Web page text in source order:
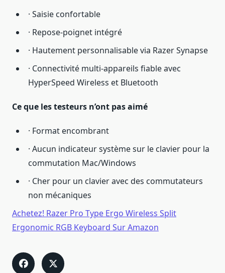
· Saisie confortable
· Repose-poignet intégré
· Hautement personnalisable via Razer Synapse
· Connectivité multi-appareils fiable avec
HyperSpeed Wireless et Bluetooth
Ce que les testeurs n’ont pas aimé
· Format encombrant
· Aucun indicateur système sur le clavier pour la
commutation Mac/Windows
· Cher pour un clavier avec des commutateurs
non mécaniques
Achetez! Razer Pro Type Ergo Wireless Split
Ergonomic RGB Keyboard Sur Amazon